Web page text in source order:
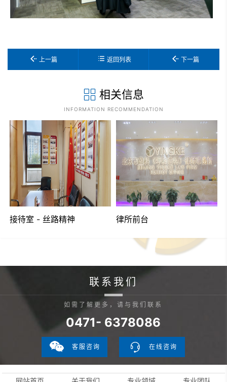
上一篇 返回列表 下一篇
相关信息
INFORMATION RECOMMENDATION
接待室 - 丝路精神 律所前台
联系我们
如需了解更多，请与我们联系
0471- 6378086
客服咨询 在线咨询